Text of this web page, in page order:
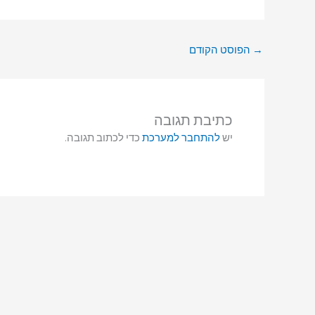
→ הפוסט הקודם
כתיבת תגובה
ישלהתחבר למערכת כדי לכתוב תגובה.